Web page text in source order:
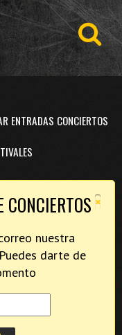
ENTRADAS CONCIERTOS
×
CONCIERTOS
nuestra
darte de